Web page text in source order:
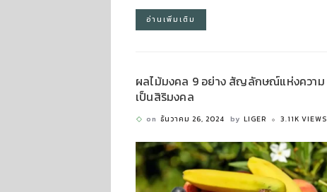
อ่านเพิ่มเติม
ผลไม้มงคล 9 อย่าง สัญลักษณ์แห่งความ
เป็นสิริมงคล
on ธันวาคม 26, 2024 by LIGER 3.11K VIEWS